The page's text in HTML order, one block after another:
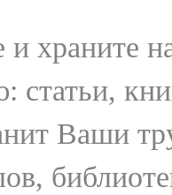
и храните
статьи,
Ваши